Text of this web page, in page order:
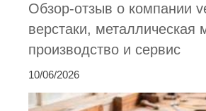
Обзор-отзыв о компании
верстаки, металлическая
производство и сервис
10/06/2026